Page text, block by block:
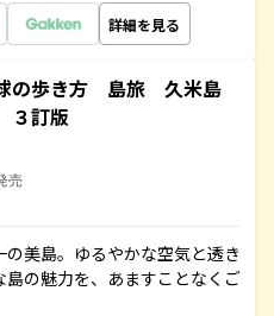
詳細を見る
の歩き方 島旅 久米島
３訂版
売
美島。ゆるやかな空気と透き
の魅力を、あますことなくご